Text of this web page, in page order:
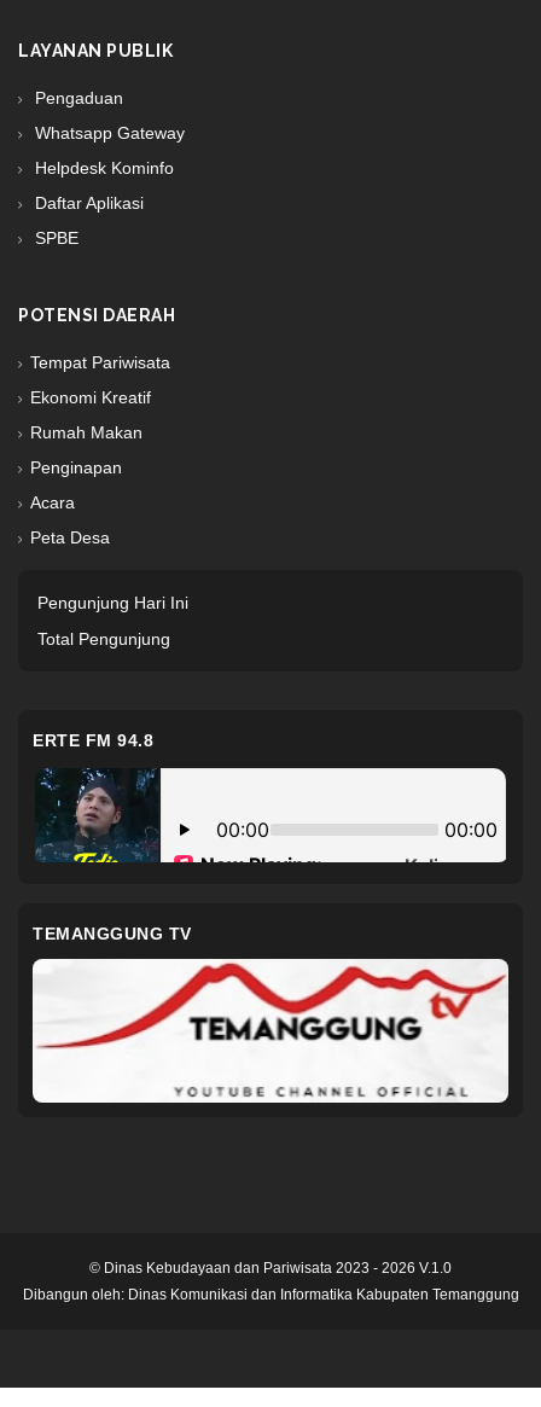
LAYANAN PUBLIK
Pengaduan
Whatsapp Gateway
Helpdesk Kominfo
Daftar Aplikasi
SPBE
POTENSI DAERAH
Tempat Pariwisata
Ekonomi Kreatif
Rumah Makan
Penginapan
Acara
Peta Desa
Pengunjung Hari Ini
Total Pengunjung
ERTE FM 94.8
TEMANGGUNG TV
© Dinas Kebudayaan dan Pariwisata 2023 - 2026 V.1.0
Dibangun oleh: Dinas Komunikasi dan Informatika Kabupaten Temanggung